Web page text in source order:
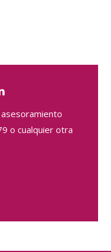
o cualquier otra